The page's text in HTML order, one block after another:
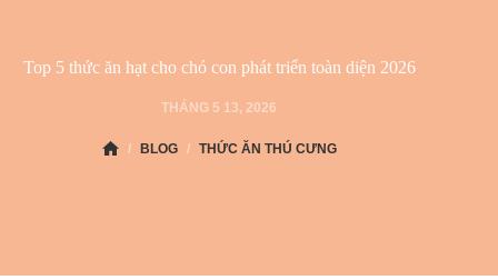
Top 5 thức ăn hạt cho chó con phát triển toàn diện 2026
THÁNG 5 13, 2026
/ BLOG / THỨC ĂN THÚ CƯNG